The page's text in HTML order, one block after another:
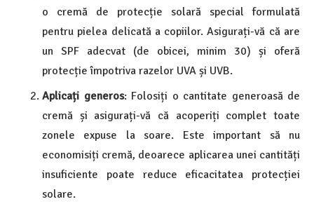
o cremă de protecție solară special formulată
pentru pielea delicată a copiilor. Asigurați-vă că are
un SPF adecvat (de obicei, minim 30) și oferă
protecție împotriva razelor UVA și UVB.
Aplicați generos: Folosiți o cantitate generoasă de
cremă și asigurați-vă că acoperiți complet toate
zonele expuse la soare. Este important să nu
economisiți cremă, deoarece aplicarea unei cantități
insuficiente poate reduce eficacitatea protecției
solare.